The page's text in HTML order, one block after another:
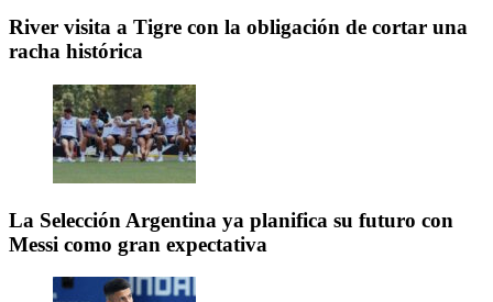
River visita a Tigre con la obligación de cortar una
racha histórica
La Selección Argentina ya planifica su futuro con
Messi como gran expectativa